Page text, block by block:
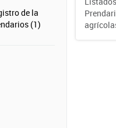
de la
(1)